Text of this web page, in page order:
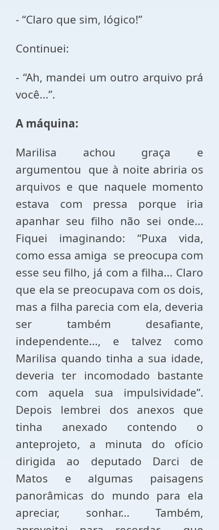
- “Claro que sim, lógico!”
Continuei:
- “Ah, mandei um outro arquivo prá
você...”.
A máquina:
Marilisa achou graça e
argumentou que à noite abriria os
arquivos e que naquele momento
estava com pressa porque iria
apanhar seu filho não sei onde...
Fiquei imaginando: “Puxa vida,
como essa amiga se preocupa com
esse seu filho, já com a filha... Claro
que ela se preocupava com os dois,
mas a filha parecia com ela, deveria
ser também desafiante,
independente..., e talvez como
Marilisa quando tinha a sua idade,
deveria ter incomodado bastante
com aquela sua impulsividade”.
Depois lembrei dos anexos que
tinha anexado contendo o
anteprojeto, a minuta do ofício
dirigida ao deputado Darci de
Matos e algumas paisagens
panorâmicas do mundo para ela
apreciar, sonhar... Também,